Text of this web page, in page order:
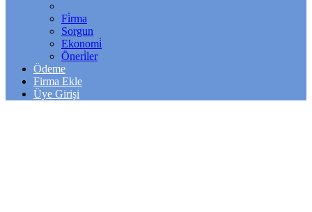
Fi̇rma
Sorgun
Ekonomi̇
Öneri̇ler
Ödeme
Firma Ekle
Üye Girişi